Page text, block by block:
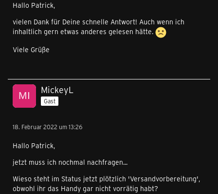
Hallo Patrick,
vielen Dank für Deine schnelle Antwort! Auch wenn ich
inhaltlich gern etwas anderes gelesen hätte.
Viele Grüße
MickeyL
Gast
18. Februar 2022 um 13:26
Hallo Patrick,
jetzt muss ich nochmal nachfragen...
Wieso steht im Status jetzt plötzlich 'Versandvorbereitung',
obwohl ihr das Handy gar nicht vorrätig habt?